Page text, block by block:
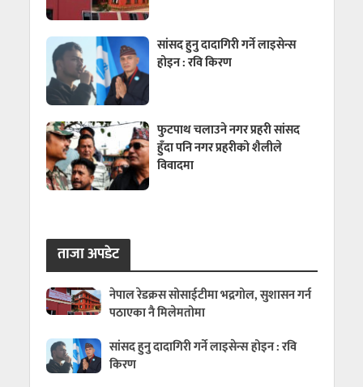
सांसद हुनु दादागिरी गर्ने लाइसेन्स
होइन : रवि किरण
फुटपाथ चलाउने नगर प्रहरी सांसद
हुँदा पनि नगर प्रहरीको शैलीले
विवादमा
ताजा अपडेट
नेपाल रेडक्रस सोसाईटीमा भद्रगोल, सुशासन गर्न
पठाएका नै मिलेमतोमा
सांसद हुनु दादागिरी गर्ने लाइसेन्स होइन : रवि
किरण